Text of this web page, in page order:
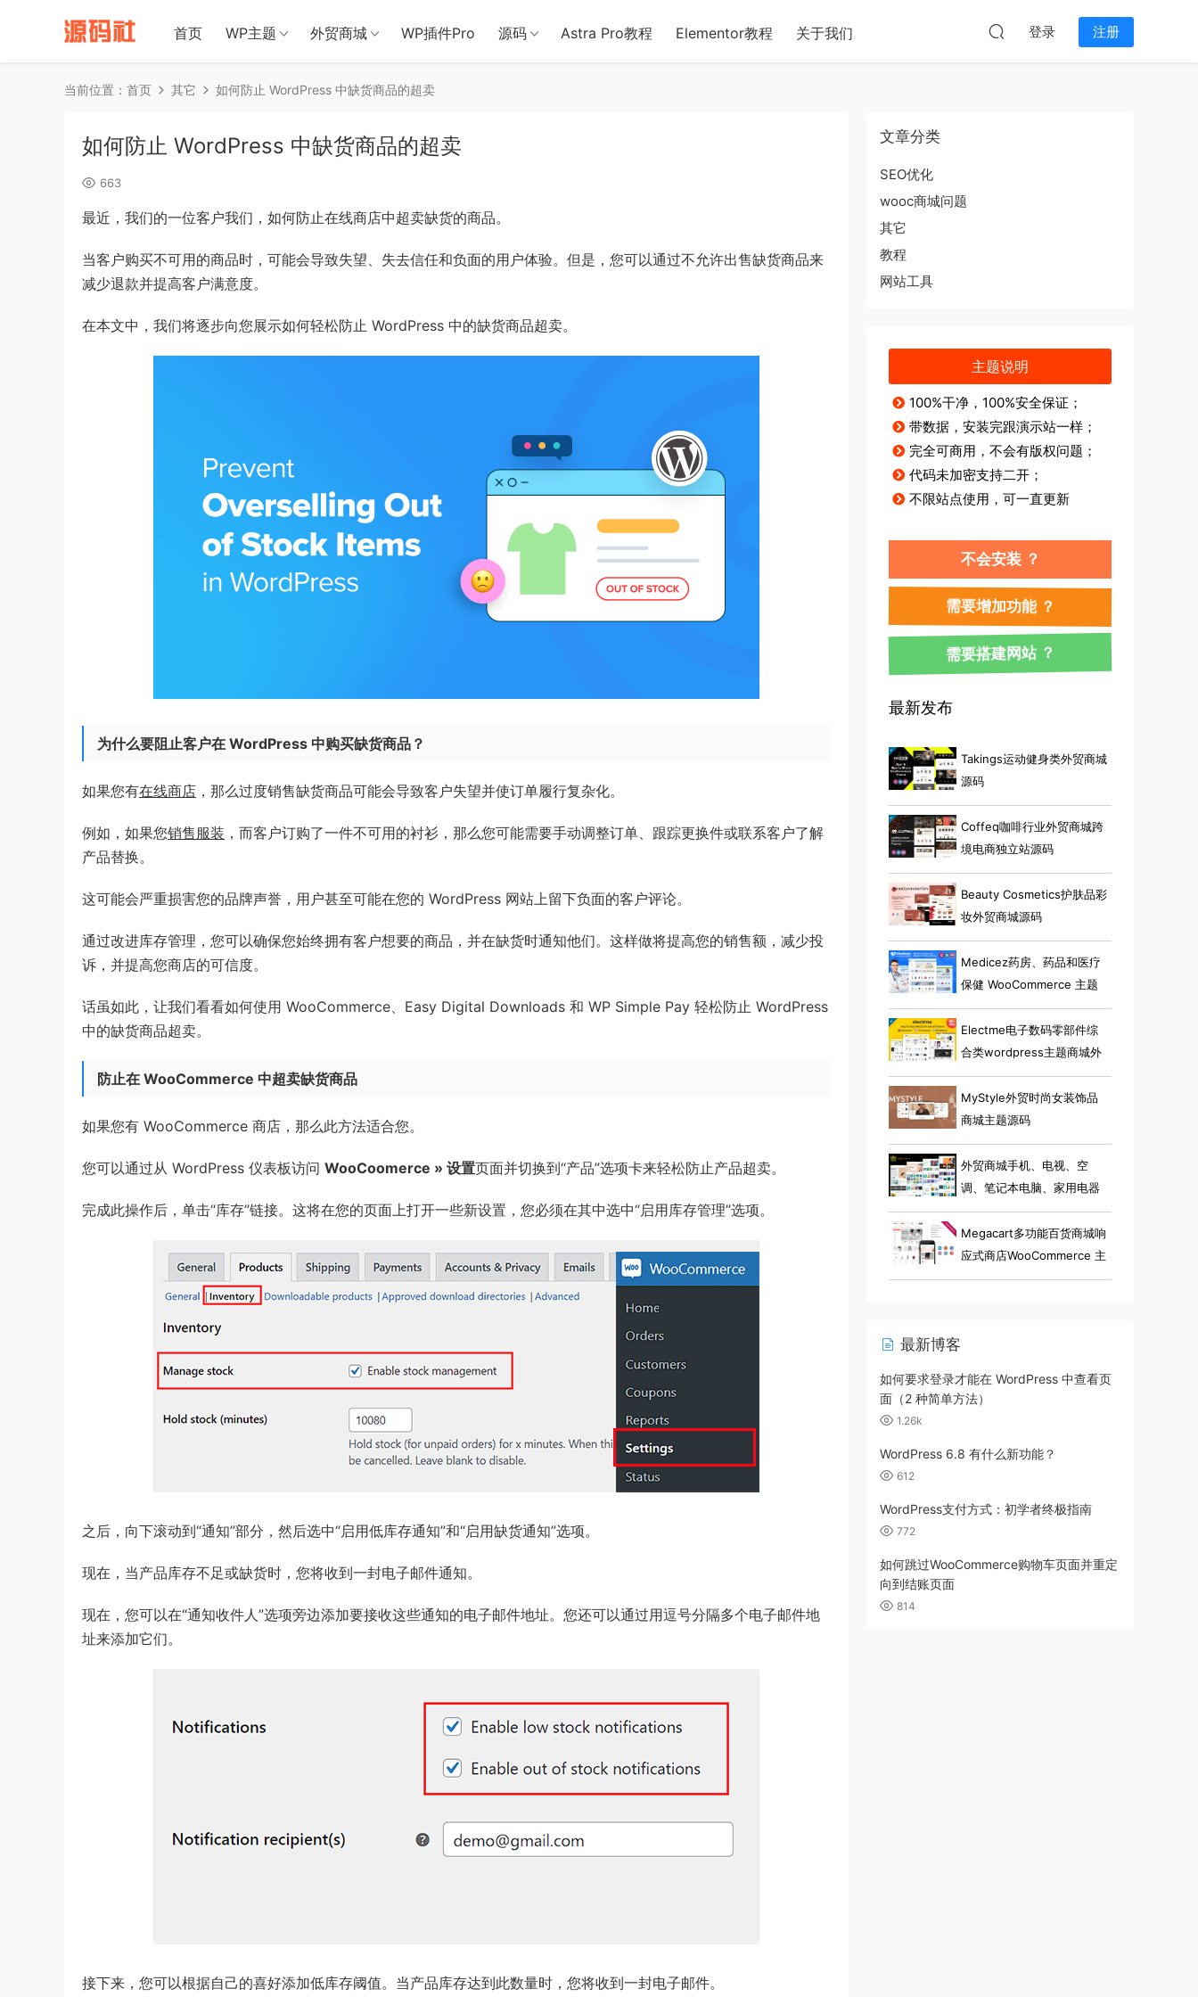
首页 WP主题 外贸商城 WP插件Pro 源码 Astra Pro教程 Elementor教程 关于我们 登录 注册
当前位置： 首页 其它 如何防止 WordPress 中缺货商品的超卖
如何防止 WordPress 中缺货商品的超卖
663
最近，我们的一位客户我们，如何防止在线商店中超卖缺货的商品。
当客户购买不可用的商品时，可能会导致失望、失去信任和负面的用户体验。但是，您可以通过不允许出售缺货商品来
减少退款并提高客户满意度。
在本文中，我们将逐步向您展示如何轻松防止 WordPress 中的缺货商品超卖。
为什么要阻止客户在 WordPress 中购买缺货商品？
如果您有在线商店 ，那么过度销售缺货商品可能会导致客户失望并使订单履行复杂化。
例如，如果您销售服装 ，而客户订购了一件不可用的衬衫，那么您可能需要手动调整订单、跟踪更换件或联系客户了解
产品替换。
这可能会严重损害您的品牌声誉，用户甚至可能在您的 WordPress 网站上留下负面的客户评论。
通过改进库存管理，您可以确保您始终拥有客户想要的商品，并在缺货时通知他们。这样做将提高您的销售额，减少投
诉，并提高您商店的可信度。
话虽如此，让我们看看如何使用 WooCommerce、Easy Digital Downloads 和 WP Simple Pay 轻松防止 WordPress
中的缺货商品超卖。
防止在 WooCommerce 中超卖缺货商品
如果您有 WooCommerce 商店，那么此方法适合您。
您可以通过从 WordPress 仪表板访问 WooCoomerce » 设置页面并切换到“产品”选项卡来轻松防止产品超卖。
完成此操作后，单击“库存”链接。这将在您的页面上打开一些新设置，您必须在其中选中“启用库存管理”选项。
之后，向下滚动到“通知”部分，然后选中“启用低库存通知”和“启用缺货通知”选项。
现在，当产品库存不足或缺货时，您将收到一封电子邮件通知。
现在，您可以在“通知收件人”选项旁边添加要接收这些通知的电子邮件地址。您还可以通过用逗号分隔多个电子邮件地
址来添加它们。
接下来，您可以根据自己的喜好添加低库存阈值。当产品库存达到此数量时，您将收到一封电子邮件。
文章分类
SEO优化
wooc商城问题
其它
教程
网站工具
主题说明
100%干净，100%安全保证；
带数据，安装完跟演示站一样；
完全可商用，不会有版权问题；
代码未加密支持二开；
不限站点使用，可一直更新
不会安装 ？
需要增加功能 ？
需要搭建网站 ？
最新发布
Takings运动健身类外贸商城
源码
Coffeq咖啡行业外贸商城跨
境电商独立站源码
Beauty Cosmetics护肤品彩
妆外贸商城源码
Medicez药房、药品和医疗
保健 WooCommerce 主题
Electme电子数码零部件综
合类wordpress主题商城外
贸跨境电商源码
MyStyle外贸时尚女装饰品
商城主题源码
外贸商城手机、电视、空
调、笔记本电脑、家用电器
小工具电子商店 Elementor
WooCommerce 主题
Megacart多功能百货商城响
应式商店WooCommerce 主
题
最新博客
如何要求登录才能在 WordPress 中查看页
面（2 种简单方法）
1.26k
WordPress 6.8 有什么新功能？
612
WordPress支付方式：初学者终极指南
772
如何跳过WooCommerce购物车页面并重定
向到结账页面
814